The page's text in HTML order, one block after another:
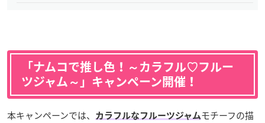
「ナムコで推し色！～カラフル♡フルー
ツジャム～」キャンペーン開催！
本キャンペーンでは、 カラフルなフルーツジャムモチーフの描